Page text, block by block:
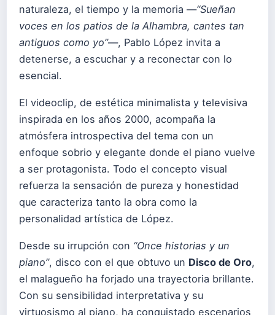
naturaleza, el tiempo y la memoria —“Sueñan
voces en los patios de la Alhambra, cantes tan
antiguos como yo”—, Pablo López invita a
detenerse, a escuchar y a reconectar con lo
esencial.
El videoclip, de estética minimalista y televisiva
inspirada en los años 2000, acompaña la
atmósfera introspectiva del tema con un
enfoque sobrio y elegante donde el piano vuelve
a ser protagonista. Todo el concepto visual
refuerza la sensación de pureza y honestidad
que caracteriza tanto la obra como la
personalidad artística de López.
Desde su irrupción con “Once historias y un
piano”, disco con el que obtuvo un Disco de Oro,
el malagueño ha forjado una trayectoria brillante.
Con su sensibilidad interpretativa y su
virtuosismo al piano, ha conquistado escenarios